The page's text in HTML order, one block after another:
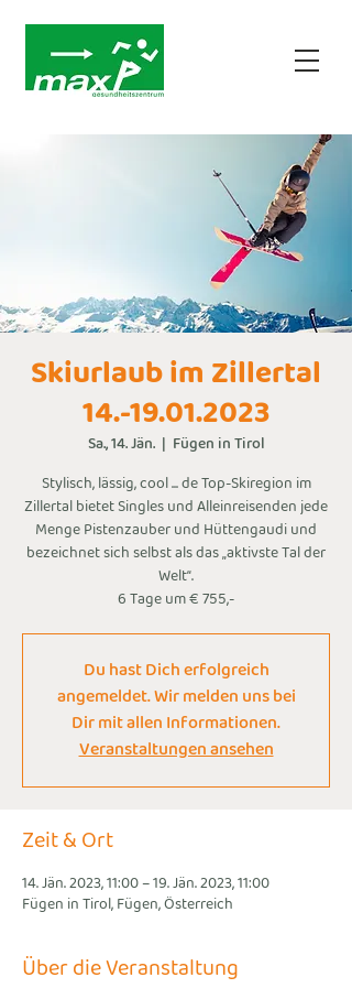
Skiurlaub im Zillertal
14.-19.01.2023
Sa., 14. Jän.
  |
Fügen in Tirol
Stylisch, lässig, cool ... de Top-Skiregion im
Zillertal bietet Singles und Alleinreisenden jede
Menge Pistenzauber und Hüttengaudi und
bezeichnet sich selbst als das „aktivste Tal der
Welt“.
6 Tage um € 755,-
Du hast Dich erfolgreich
angemeldet. Wir melden uns bei
Dir mit allen Informationen.
Veranstaltungen ansehen
Zeit & Ort
14. Jän. 2023, 11:00 – 19. Jän. 2023, 11:00
Fügen in Tirol, Fügen, Österreich
Über die Veranstaltung